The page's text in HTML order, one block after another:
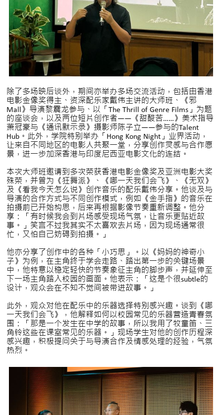
除了多场映后谈外，期间亦举办多场交流活动，包括由香港
电影金像奖得主、资深配乐家戴伟主讲的大师班、《邪
Mall》导演黎震龙参与、以「The Thrill of Genre Films」为题
的座谈会，以及两位短片创作者——《甜酸苦……》美术指导
萧冠豪与《通讯默示录》摄影师陈子立——参与的Talent
Hub。此外，学院特别举办「Hong Kong Night」业界活动，
让来自不同地区的电影人共聚一堂，分享创作灵感与合作愿
景，进一步加深香港与印度尼西亚电影文化的连结。
本次大师班邀请到多次荣获香港电影金像奖及亚洲电影大奖
殊荣，并曾为《狂舞派》、《哪一天我们会飞》、《无双》
及《看我今天怎么说》创作音乐的配乐戴伟分享。他谈及与
导演的合作方式与不同创作模式，例如《金手指》的音乐在
拍摄前已开始构思，后来再根据影像节奏重新调整。他分
享：「有时候我会到片场感受现场气氛，让音乐更贴近故
事。」笑言不过我其实不太喜欢去片场，因为现场通常很
忙，又怕自己妨碍到拍摄。」
他亦分享了创作中的各种「小巧思」。以《妈妈的神奇小
子》为例，在主角终于学会走路、踏出第一步的关键场景
中，他特意以稳定轻快的节奏象征主角的脚步声，并延伸至
下一场主角踏入校园的画面。他表示：「这是个很subtle的
设计，观众会在不知不觉间被带进故事。」
此外，观众对他在配乐中的乐器选择特别感兴趣。谈到《哪
一天我们会飞》，他解释如何以校园常见的乐器营造青春氛
围：「那是一个发生在中学的故事，所以我用了牧童笛、三
角铃这些在课室常见的乐器。」现场学生对他的创作历程深
感兴趣，积极提问关于与导演合作及情感处理的经验，气氛
热烈。